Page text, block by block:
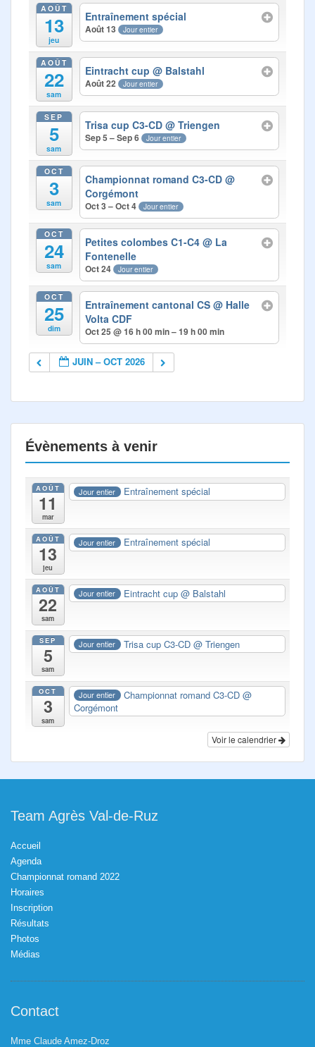
AOÛT
13
jeu
Entraînement spécial
Août 13 Jour entier
AOÛT
22
sam
Eintracht cup@ Balstahl
Août 22 Jour entier
SEP
5
sam
Trisa cup C3-CD@ Triengen
Sep 5 – Sep 6 Jour entier
OCT
3
sam
Championnat romand C3-CD@
Corgémont
Oct 3 – Oct 4 Jour entier
OCT
24
sam
Petites colombes C1-C4@ La
Fontenelle
Oct 24 Jour entier
OCT
25
dim
Entraînement cantonal CS@ Halle
Volta CDF
Oct 25 @ 16 h 00 min – 19 h 00 min
JUIN – OCT 2026
Évènements à venir
AOÛT
11
mar
Jour entier Entraînement spécial
AOÛT
13
jeu
Jour entier Entraînement spécial
AOÛT
22
sam
Jour entier Eintracht cup@ Balstahl
SEP
5
sam
Jour entier Trisa cup C3-CD@ Triengen
OCT
3
sam
Jour entier Championnat romand C3-CD@
Corgémont
Voir le calendrier
Team Agrès Val-de-Ruz
Accueil
Agenda
Championnat romand 2022
Horaires
Inscription
Résultats
Photos
Médias
Contact
Mme Claude Amez-Droz